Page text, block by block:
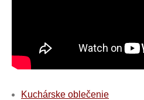
Kuchárske oblečenie